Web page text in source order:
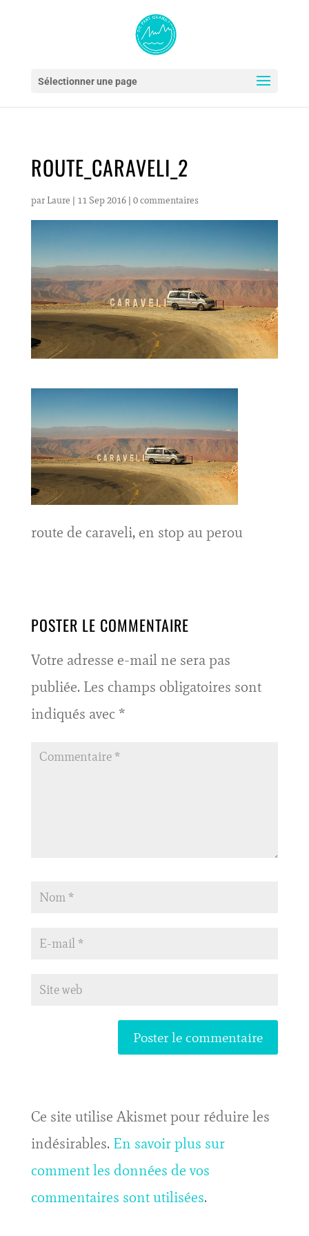
Sélectionner une page
ROUTE_CARAVELI_2
par Laure | 11 Sep 2016| 0 commentaires
route de caraveli, en stop au perou
POSTER LE COMMENTAIRE
Votre adresse e-mail ne sera pas
publiée. Les champs obligatoires sont
indiqués avec *
Ce site utilise Akismet pour réduire les
indésirables. En savoir plus sur
comment les données de vos
commentaires sont utilisées.